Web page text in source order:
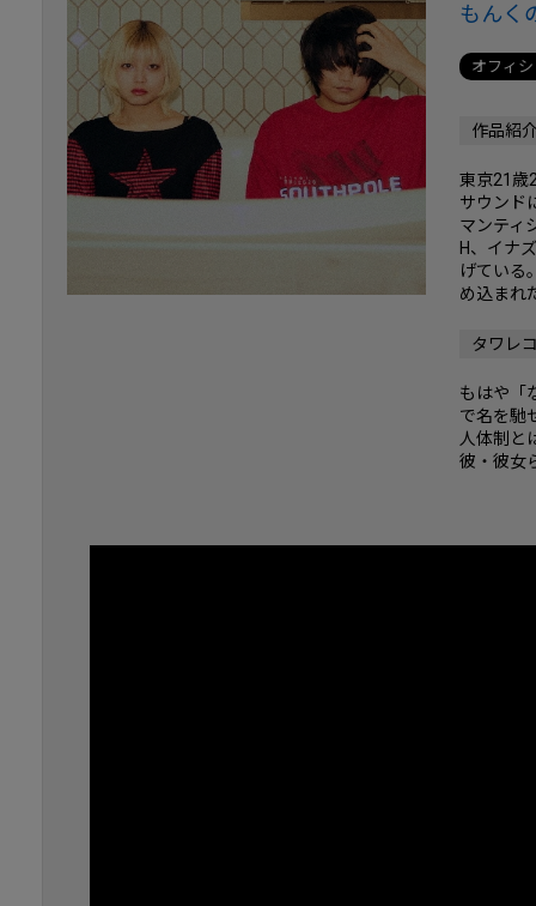
もんく
オフィ
作品紹
東京21歳
サウンド
マンティ
H、イナ
げている
め込まれ
タワレ
もはや「
で名を馳
人体制と
彼・彼女